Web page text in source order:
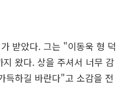
받았다. 그는 "이동욱 형 덕
왔다. 상을 주셔서 너무 감
득하길 바란다"고 소감을 전